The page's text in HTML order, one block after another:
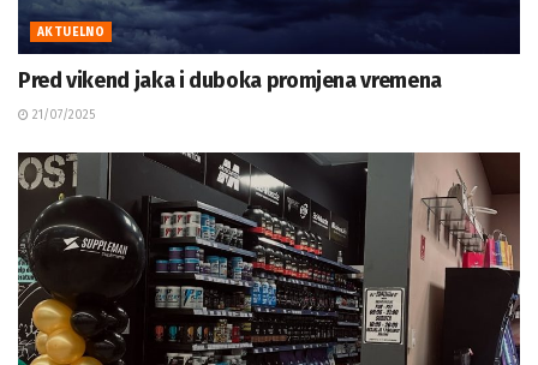
AKTUELNO
Pred vikend jaka i duboka promjena vremena
21/07/2025